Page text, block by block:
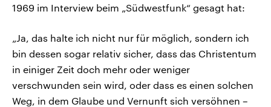
1969 im Interview beim „Südwestfunk“ gesagt hat:
„Ja, das halte ich nicht nur für möglich, sondern ich
bin dessen sogar relativ sicher, dass das Christentum
in einiger Zeit doch mehr oder weniger
verschwunden sein wird, oder dass es einen solchen
Weg, in dem Glaube und Vernunft sich versöhnen –